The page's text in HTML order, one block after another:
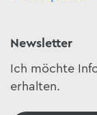
Newsletter
Ich möchte
erhalten.